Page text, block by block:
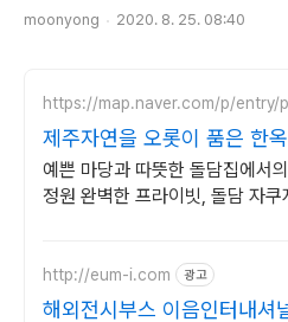
moonyong 2020. 8. 25. 08:40
https://map.naver.com/p/entry/
제주자연을 오롯이 품은 한
감성돌집 8인까지
예쁜 마당과 따뜻한 돌담집에서
정원 완벽한 프라이빗, 돌담 자쿠
http://eum-i.com 광고
해외전시부스 이음인터내셔